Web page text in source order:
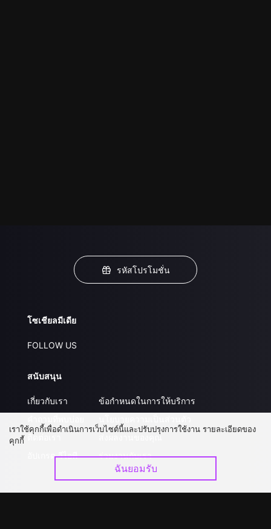
รหัสโปรโมชั่น
โซเชียลมีเดีย
FOLLOW US
สนับสนุน
เกี่ยวกับเรา
ติดต่อเรา
อัปเกรด วีไอพี
ข้อกำหนดในการให้บริการ
ส่งผลงานของคุณ
ร่วมงานกับเรา
เราใช้คุกกี้เพื่อดำเนินการเว็บไซต์นี้และปรับปรุงการใช้งาน รายละเอียดของ
คุกกี้
ฉันยอมรับ